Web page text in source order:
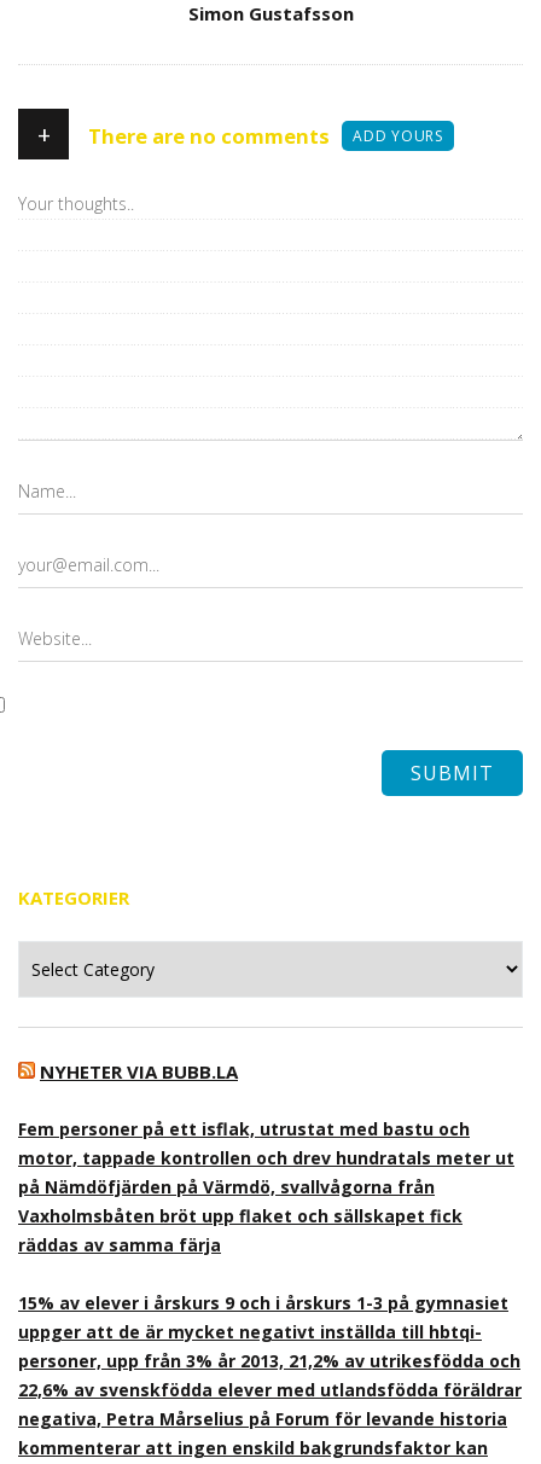
Simon Gustafsson
+ There are no comments ADD YOURS
KATEGORIER
NYHETER VIA BUBB.LA
Fem personer på ett isflak, utrustat med bastu och
motor, tappade kontrollen och drev hundratals meter ut
på Nämdöfjärden på Värmdö, svallvågorna från
Vaxholmsbåten bröt upp flaket och sällskapet fick
räddas av samma färja
15% av elever i årskurs 9 och i årskurs 1-3 på gymnasiet
uppger att de är mycket negativt inställda till hbtqi-
personer, upp från 3% år 2013, 21,2% av utrikesfödda och
22,6% av svenskfödda elever med utlandsfödda föräldrar
negativa, Petra Mårselius på Forum för levande historia
kommenterar att ingen enskild bakgrundsfaktor kan